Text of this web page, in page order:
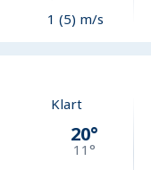
1 (5) m/s
Klart
20°
11°